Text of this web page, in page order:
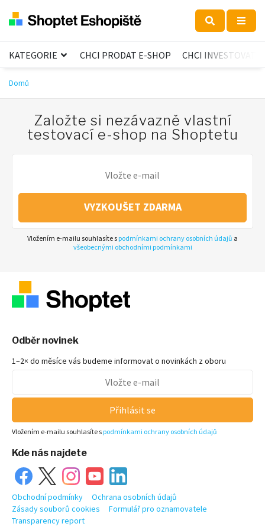
KATEGORIE CHCI PRODAT E-SHOP CHCI INVESTOVAT
Domů
Založte si nezávazně vlastní
testovací e-shop na Shoptetu
VYZKOUŠET ZDARMA
Vložením e-mailu souhlasíte s podmínkami ochrany osobních údajů a
všeobecnými obchodními podmínkami
Odběr novinek
1–2× do měsíce vás budeme informovat o novinkách z oboru
Přihlásit se
Vložením e-mailu souhlasíte s podmínkami ochrany osobních údajů
Kde nás najdete
Obchodní podmínky
Ochrana osobních údajů
Zásady souborů cookies
Formulář pro oznamovatele
Transparency report